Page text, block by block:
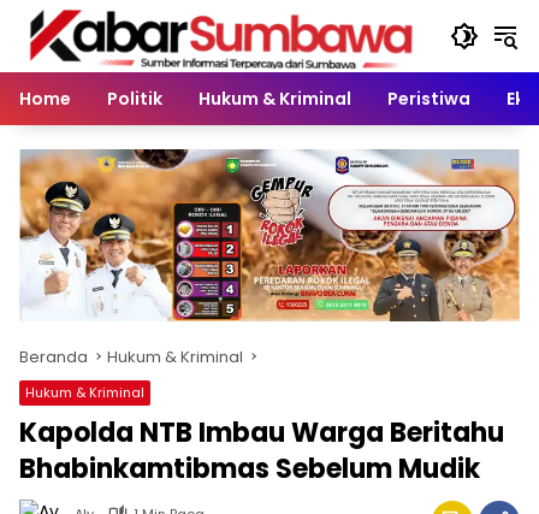
Langsung
konten
Home
Politik Hukum & Kriminal Peristiwa
Beranda Hukum & Kriminal
Hukum & Kriminal
Kapolda NTB Imbau Warga Beritahu
Bhabinkamtibmas Sebelum Mudik